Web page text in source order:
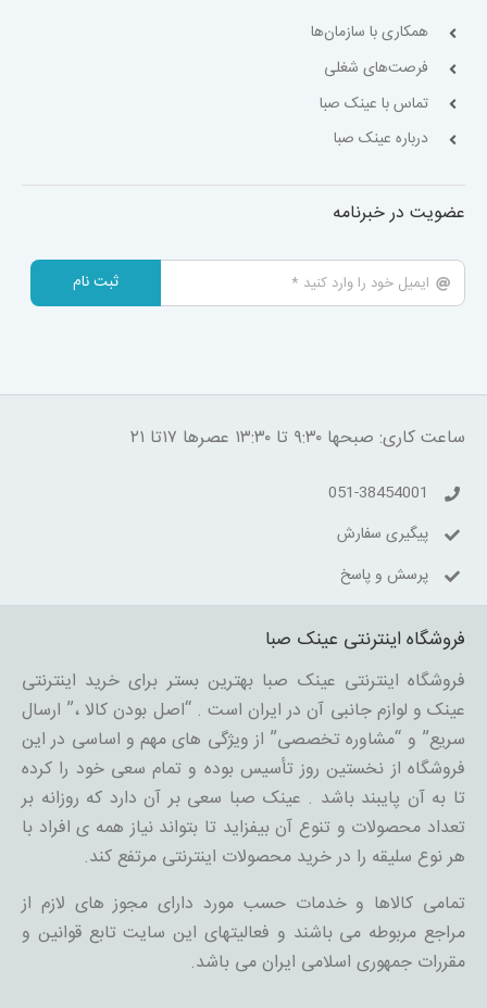
همکاری با سازمان‌ها
فرصت‌های شغلی
تماس با عینک صبا
درباره عینک صبا
عضویت در خبرنامه
ثبت نام
ساعت کاری: صبحها ۹:۳۰ تا ۱۳:۳۰ عصرها ۱۷تا ۲۱
051-38454001
پیگیری سفارش
پرسش و پاسخ
فروشگاه اینترنتی عینک صبا
فروشگاه اینترنتی عینک صبا بهترین بستر برای خرید اینترنتی
عینک و لوازم جانبی آن در ایران است . “اصل بودن کالا ،” ارسال
سریع” و “مشاوره تخصصی” از ویژگی های مهم و اساسی در این
فروشگاه از نخستین روز تأسیس بوده و تمام سعی خود را کرده
تا به آن پایبند باشد . عینک صبا سعی بر آن دارد که روزانه بر
تعداد محصولات و تنوع آن بیفزاید تا بتواند نیاز همه ی افراد با
هر نوع سلیقه را در خرید محصولات اینترنتی مرتفع کند.
تمامی کالاها و خدمات حسب مورد دارای مجوز های لازم از
مراجع مربوطه می باشند و فعالیتهای این سایت تابع قوانین و
مقررات جمهوری اسلامی ایران می باشد.